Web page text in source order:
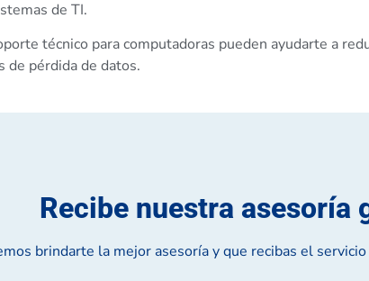
de TI.
técnico para computadoras pueden ayudarte a
de pérdida de datos.
Recibe nuestra asesoría
brindarte la mejor asesoría y que recibas el